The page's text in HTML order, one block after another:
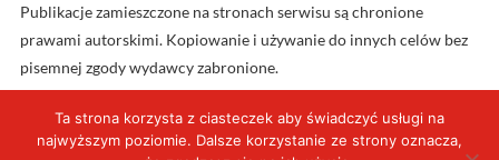
Publikacje zamieszczone na stronach serwisu są chronione
prawami autorskimi. Kopiowanie i używanie do innych celów bez
pisemnej zgody wydawcy zabronione.
Projekt oraz wykonanie: L4web.pl
Ta strona korzysta z ciasteczek aby świadczyć usługi na
najwyższym poziomie. Dalsze korzystanie ze strony oznacza,